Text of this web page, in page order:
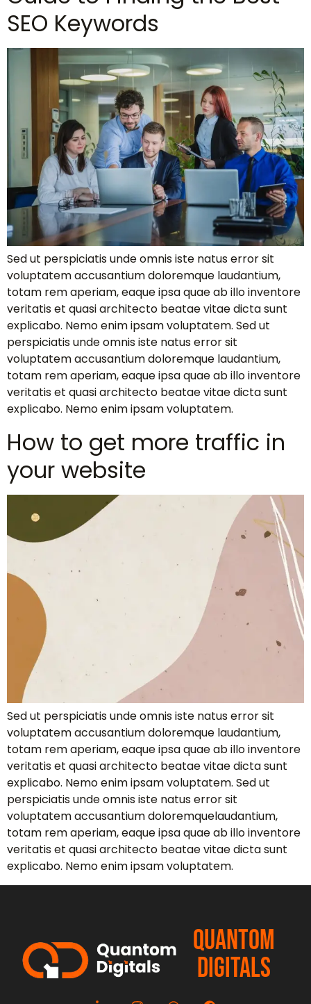
SEO Keywords
Sed ut perspiciatis unde omnis iste natus error sit
voluptatem accusantium doloremque laudantium,
totam rem aperiam, eaque ipsa quae ab illo inventore
veritatis et quasi architecto beatae vitae dicta sunt
explicabo. Nemo enim ipsam voluptatem. Sed ut
perspiciatis unde omnis iste natus error sit
voluptatem accusantium doloremque laudantium,
totam rem aperiam, eaque ipsa quae ab illo inventore
veritatis et quasi architecto beatae vitae dicta sunt
explicabo. Nemo enim ipsam voluptatem.
How to get more traffic in
your website
Sed ut perspiciatis unde omnis iste natus error sit
voluptatem accusantium doloremque laudantium,
totam rem aperiam, eaque ipsa quae ab illo inventore
veritatis et quasi architecto beatae vitae dicta sunt
explicabo. Nemo enim ipsam voluptatem. Sed ut
perspiciatis unde omnis iste natus error sit
voluptatem accusantium doloremquelaudantium,
totam rem aperiam, eaque ipsa quae ab illo inventore
veritatis et quasi architecto beatae vitae dicta sunt
explicabo. Nemo enim ipsam voluptatem.
QUANTOM
DIGITALS